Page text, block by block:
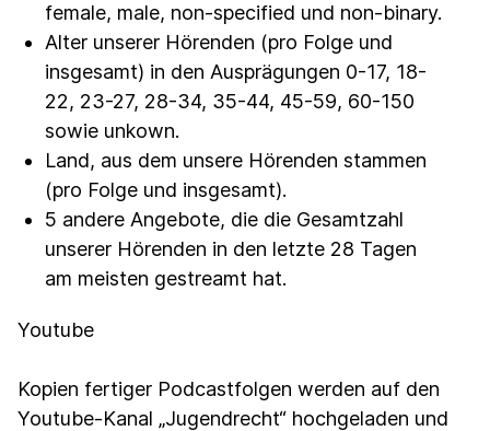
female, male, non-specified und non-binary.
Alter unserer Hörenden (pro Folge und
insgesamt) in den Ausprägungen 0-17, 18-
22, 23-27, 28-34, 35-44, 45-59, 60-150
sowie unkown.
Land, aus dem unsere Hörenden stammen
(pro Folge und insgesamt).
5 andere Angebote, die die Gesamtzahl
unserer Hörenden in den letzte 28 Tagen
am meisten gestreamt hat.
Youtube
Kopien fertiger Podcastfolgen werden auf den
Youtube-Kanal „Jugendrecht“ hochgeladen und